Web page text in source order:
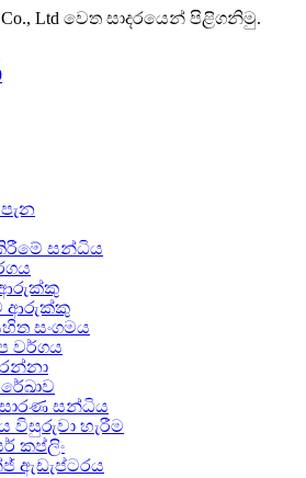
Co., Ltd වෙත සාදරයෙන් පිළිගනිමු.
සන්ධිය
ආරුක්කු
සංගමය
වර්ගය
රේඛාව
සන්ධිය
විසුරුවා හැරීම
කප්ලිං
ඇඩැප්ටරය